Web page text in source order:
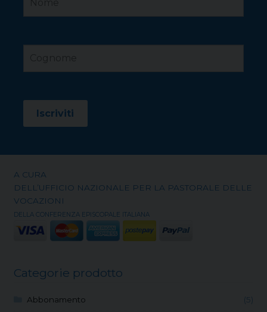
A CURA
DELL’UFFICIO NAZIONALE PER LA PASTORALE DELLE
VOCAZIONI
DELLA CONFERENZA EPISCOPALE ITALIANA
Categorie prodotto
Abbonamento (5)